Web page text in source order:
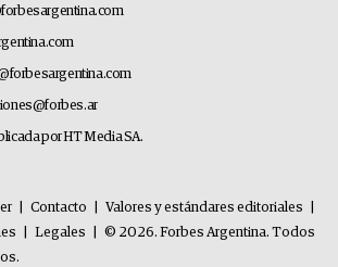
por HT Media SA.
Contacto Valores y estándares editoriales
Legales
© 2026. Forbes Argentina. Todos